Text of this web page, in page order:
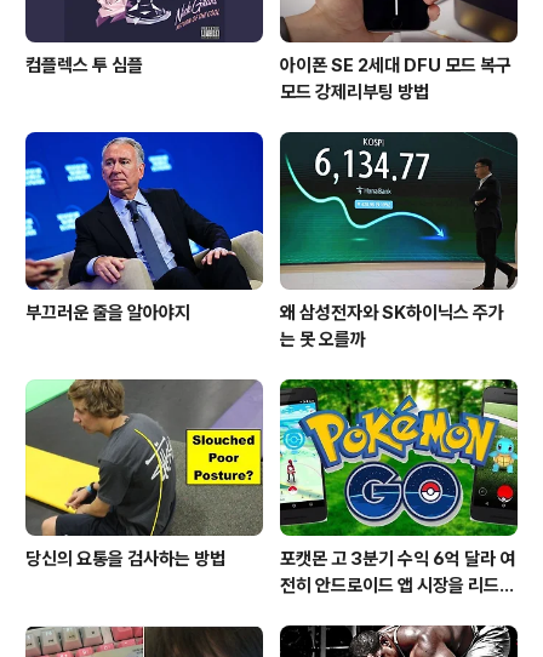
컴플렉스 투 심플
아이폰 SE 2세대 DFU 모드 복구
모드 강제리부팅 방법
부끄러운 줄을 알아야지
왜 삼성전자와 SK하이닉스 주가
는 못 오를까
당신의 요통을 검사하는 방법
포캣몬 고 3분기 수익 6억 달라 여
전히 안드로이드 앱 시장을 리드